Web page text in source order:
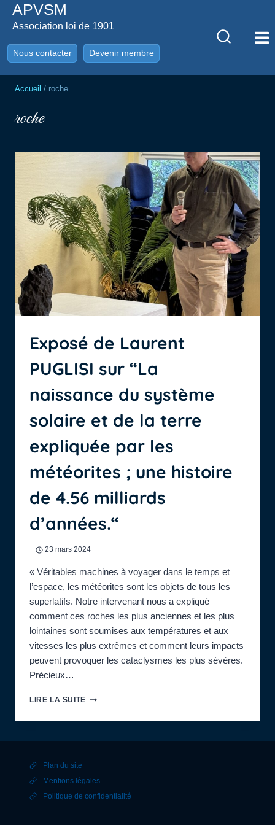
AllerAPVSM
Association loi de 1901
Nous contacter Devenir membre
Accueil / roche
roche
Exposé de Laurent
PUGLISI sur “La
naissance du système
solaire et de la terre
expliquée par les
météorites ; une histoire
de 4.56 milliards
d’années.“
23 mars 2024
« Véritables machines à voyager dans le temps et
l’espace, les météorites sont les objets de tous les
superlatifs. Notre intervenant nous a expliqué
comment ces roches les plus anciennes et les plus
lointaines sont soumises aux températures et aux
vitesses les plus extrêmes et comment leurs impacts
peuvent provoquer les cataclysmes les plus sévères.
Précieux…
LIRE LA SUITEEXPOSÉ
LAURENT
SUR
DU
Plan du site
Mentions légales
Politique de confidentialité